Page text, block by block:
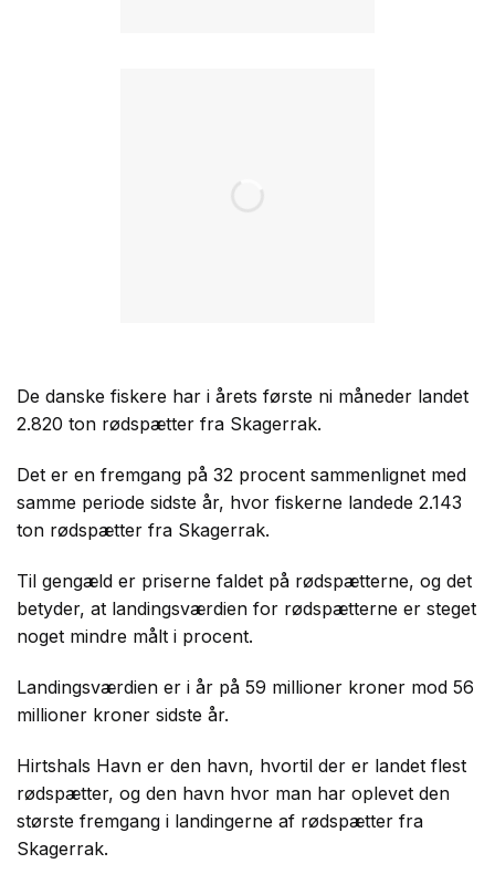
De danske fiskere har i årets første ni måneder landet
2.820 ton rødspætter fra Skagerrak.
Det er en fremgang på 32 procent sammenlignet med
samme periode sidste år, hvor fiskerne landede 2.143
ton rødspætter fra Skagerrak.
Til gengæld er priserne faldet på rødspætterne, og det
betyder, at landingsværdien for rødspætterne er steget
noget mindre målt i procent.
Landingsværdien er i år på 59 millioner kroner mod 56
millioner kroner sidste år.
Hirtshals Havn er den havn, hvortil der er landet flest
rødspætter, og den havn hvor man har oplevet den
største fremgang i landingerne af rødspætter fra
Skagerrak.